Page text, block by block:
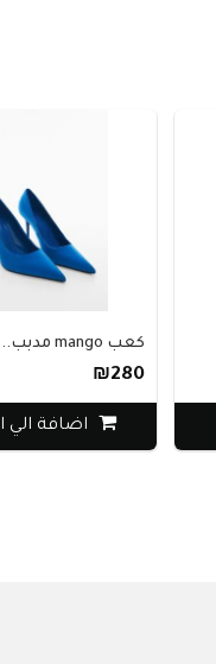
كعب mango مدبب..
₪280
اضافة الي